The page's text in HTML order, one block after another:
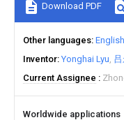
Download PDF
Other languages English
Inventor Yonghai Lyu
Current Assignee
Worldwide applications